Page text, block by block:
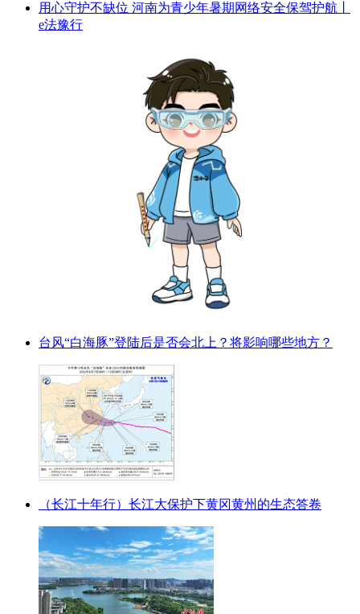
用心守护不缺位 河南为青少年暑期网络安全保驾护航丨
e法豫行
台风“白海豚”登陆后是否会北上？将影响哪些地方？
（长江十年行）长江大保护下黄冈黄州的生态答卷